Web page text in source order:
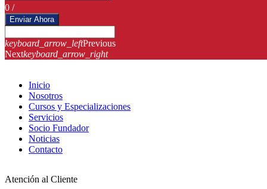
0 /
Enviar Ahora
keyboard_arrow_leftPrevious
Nextkeyboard_arrow_right
Inicio
Nosotros
Cursos y Especializaciones
Servicios
Socio Fundador
Noticias
Contacto
Atención al Cliente